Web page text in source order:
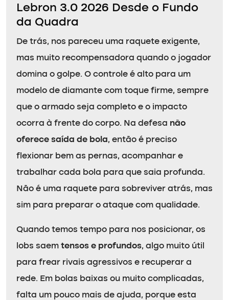
Lebron 3.0 2026 Desde o Fundo
da Quadra
De trás, nos pareceu uma raquete exigente,
mas muito recompensadora quando o jogador
domina o golpe. O controle é alto para um
modelo de diamante com toque firme, sempre
que o armado seja completo e o impacto
ocorra à frente do corpo. Na defesa não
oferece saída de bola, então é preciso
flexionar bem as pernas, acompanhar e
trabalhar cada bola para que saia profunda.
Não é uma raquete para sobreviver atrás, mas
sim para preparar o ataque com qualidade.
Quando temos tempo para nos posicionar, os
lobs saem tensos e profundos, algo muito útil
para frear rivais agressivos e recuperar a
rede. Em bolas baixas ou muito complicadas,
falta um pouco mais de ajuda, porque esta